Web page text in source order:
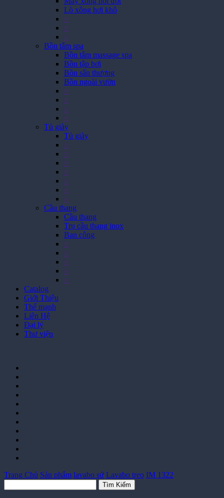
Lò xông hơi khô
>
>
>
Bồn tắm spa
Bồn tắm massage spa
Bồn tập bơi
Bồn sân thượng
Bồn ngoài vườn
>
>
>
>
Tủ giày
Tủ giày
>
>
>
>
>
>
>
Cầu thang
Cầu thang
Trụ cầu thang inox
Ban công
>
>
>
>
>
Catalog
Giới Thiệu
Thế mạnh
Liên Hệ
Đại lý
Thư viện
Trang Chủ Sản phẩm lavabo sứ Lavabo treo IM 1322
Tìm Kiếm